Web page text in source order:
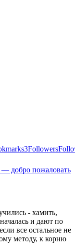
3Followers
— добро пожаловать
- хамить,
и дают по
все остальное не
методу, к корню